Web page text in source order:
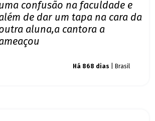
confusão na faculdade e
de dar um tapa na cara da
aluna,a cantora a
Há 868 dias | Brasil